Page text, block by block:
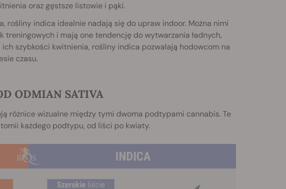
oraz gęstsze listowie i pąki.
rośliny indica idealnie nadają się do upraw indoor. Można nimi
i mają one tendencję do wytwarzania ładnych,
szybkości kwitnienia, rośliny indica pozwalają hodowcom na
czasu.
ODMIAN SATIVA
różnice wizualne między tymi dwoma podtypami cannabis. Te
każdego podtypu, od liści po kwiaty.